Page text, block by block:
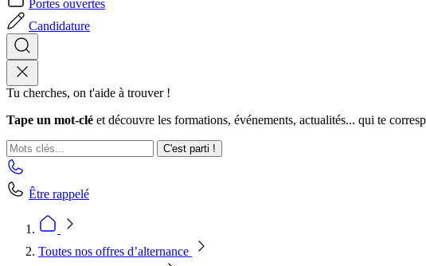
Portes ouvertes
Candidature
Tu cherches, on t'aide à trouver !
Tape un mot-clé et découvre les formations, événements, actualités... qui te
C'est parti !
Être rappelé
Toutes nos offres d’alternance